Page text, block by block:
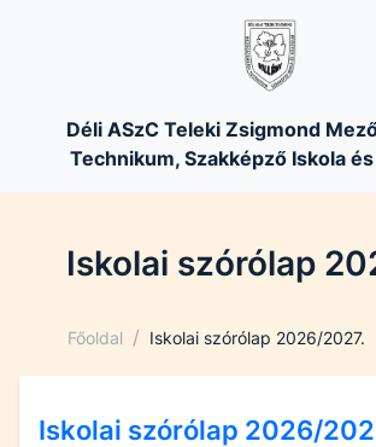
Déli ASzC Teleki Zsigmond
Technikum, Szakképző Iskola
Iskolai szórólap
Főoldal / Iskolai szórólap 2026/2027.
Iskolai szórólap 2026/